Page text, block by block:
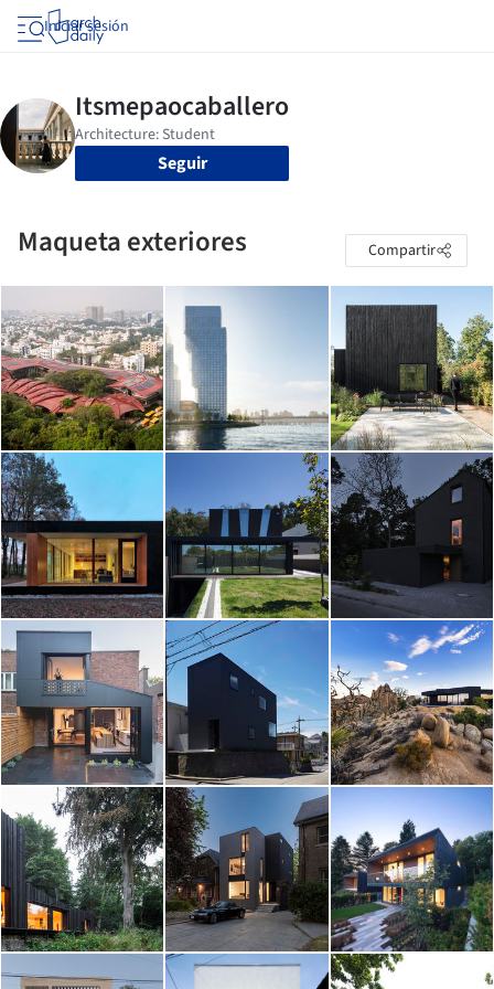
Iniciar sesión
Seguir
Maqueta exteriores Compartir